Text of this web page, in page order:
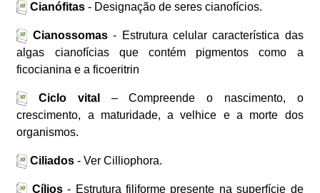
Cianófitas - Designação de seres cianofícios.
Cianossomas- Estrutura celular característica das
algas cianofícias que contém pigmentos como a
ficocianina e a ficoeritrin
Ciclo vital
– Compreende o nascimento, o
crescimento, a maturidade, a velhice e a morte dos
organismos.
Ciliados - Ver Cilliophora.
Cílios- Estrutura filiforme presente na superfície de